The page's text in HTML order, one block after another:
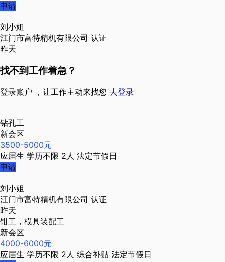
申请
刘小姐
江门市富特精机有限公司 认证
昨天
找不到工作着急？
登录账户 ，让工作主动来找您 去登录
钻孔工
新会区
3500-5000元
应届生 学历不限 2人 法定节假日
申请
刘小姐
江门市富特精机有限公司 认证
昨天
钳工，模具装配工
新会区
4000-6000元
应届生 学历不限 2人 综合补贴 法定节假日